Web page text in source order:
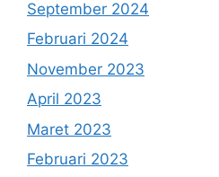
September 2024
Februari 2024
November 2023
April 2023
Maret 2023
Februari 2023